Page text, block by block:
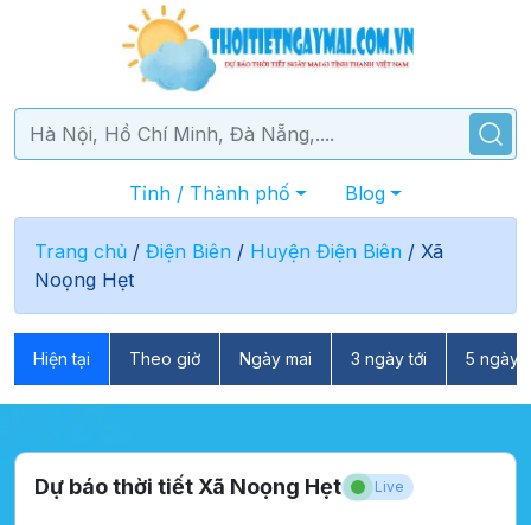
Tỉnh / Thành phố Blog
Trang chủ / Điện Biên / Huyện Điện Biên / Xã
Noọng Hẹt
Hiện tại Theo giờ Ngày mai 3 ngày tới 5 ngày
Dự báo thời tiết Xã Noọng Hẹt Live